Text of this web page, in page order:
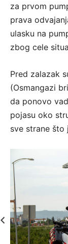
za prvom
prava
ulasku na
zbog cele
Pred zalazak
(Osmangazi
da ponovo
pojasu oko
sve strane